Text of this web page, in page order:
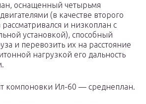
оснащенный четырьмя
(в качестве второго
и низкоплан с
установкой), способный
и перевозить их на расстояние
нагрузкой его дальность
компоновки Ил-60 — среднеплан.